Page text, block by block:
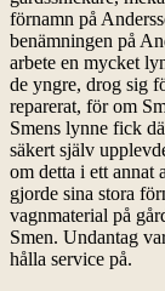
förnamn på
benämningen på
arbete en mycket
de yngre, drog sig
reparerat, för om
Smens lynne fick
säkert själv
om detta i ett annat
gjorde sina stora
vagnmaterial på
Smen. Undantag
hålla service på.